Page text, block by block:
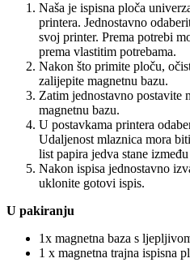
Naša je ispisna ploča
printera. Jednostavno
svoj printer. Prema potrebi
prema vlastitim potrebama.
Nakon što primite ploču,
zalijepite magnetnu bazu.
Zatim jednostavno postavite
magnetnu bazu.
U postavkama printera
Udaljenost mlaznica mora
list papira jedva stane
Nakon ispisa jednostavno
uklonite gotovi ispis.
U pakiranju
1x magnetna baza s
1 x magnetna trajna ispisna